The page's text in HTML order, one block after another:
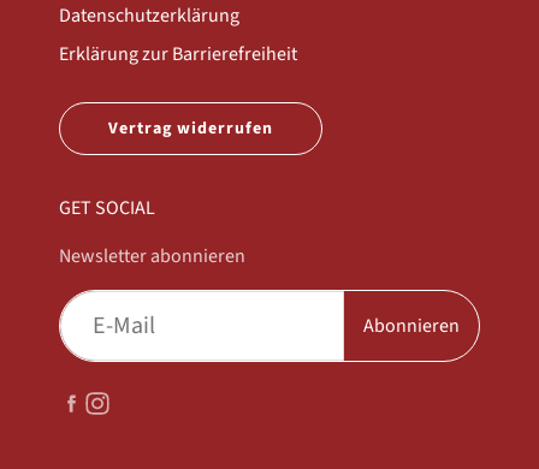
Datenschutzerklärung
Erklärung zur Barrierefreiheit
Vertrag widerrufen
GET SOCIAL
Newsletter abonnieren
Abonnieren